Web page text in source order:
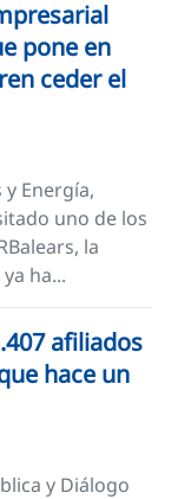
pone en
ceder el
Energía,
uno de los
la
ha...
afiliados
hace un
y Diálogo